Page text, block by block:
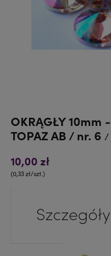
OKRĄGŁY 10mm
TOPAZ AB / nr. 6 /
10,00 zł
(0,33 zł/szt.)